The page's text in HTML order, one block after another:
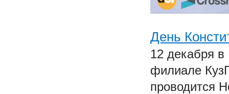
День
12 декабря в
филиале
проводится